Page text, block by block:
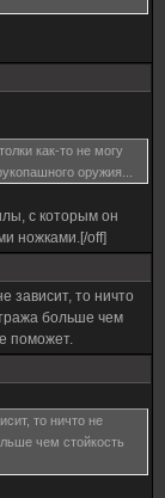
как-то не могу
оружия...
с которым он
ножками.[/off]
зависит, то ничто
больше чем
поможет.
то ничто не
чем стойкость